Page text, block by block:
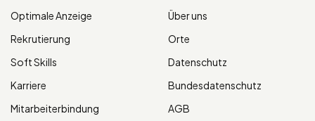
Optimale Anzeige
Rekrutierung
Soft Skills
Karriere
Mitarbeiterbindung
Über uns
Orte
Datenschutz
Bundesdatenschutz
AGB